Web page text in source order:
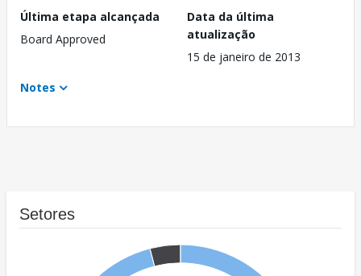
Última etapa alcançada
Board Approved
Data da última
atualização
15 de janeiro de 2013
Notes
Setores